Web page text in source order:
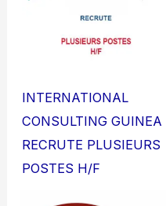
INTERNATIONAL
CONSULTING GUINEA
RECRUTE PLUSIEURS
POSTES H/F